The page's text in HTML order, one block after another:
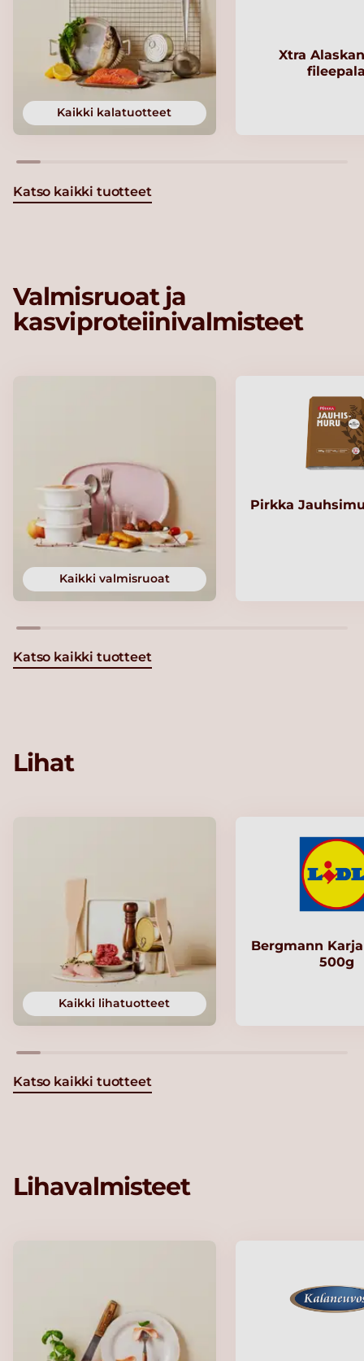
Kaikki kalatuotteet
Xtra
Katso kaikki tuotteet
Valmisruoat ja
kasviproteiinivalmisteet
Kaikki valmisruoat
Pirkka
Katso kaikki tuotteet
Lihat
Kaikki lihatuotteet
Bergmann
500g
Katso kaikki tuotteet
Lihavalmisteet